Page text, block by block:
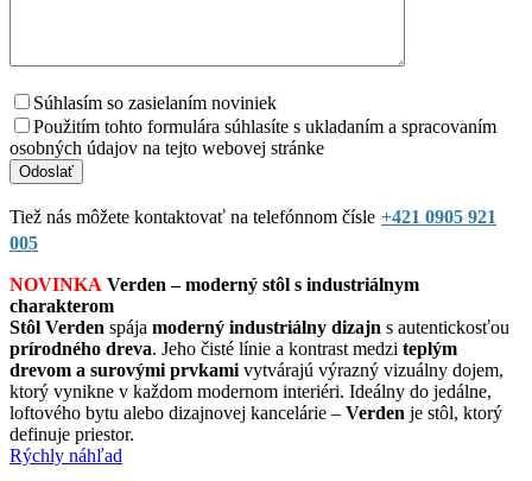
Súhlasím so zasielaním noviniek
Použitím tohto formulára súhlasíte s ukladaním a spracovaním
osobných údajov na tejto webovej stránke
Tiež nás môžete kontaktovať na telefónnom čísle +421 0905 921
005
NOVINKA Verden – moderný stôl s industriálnym
charakterom
Stôl Verden spája moderný industriálny dizajn s autentickosťou
prírodného dreva. Jeho čisté línie a kontrast medzi teplým
drevom a surovými prvkami vytvárajú výrazný vizuálny dojem,
ktorý vynikne v každom modernom interiéri. Ideálny do jedálne,
loftového bytu alebo dizajnovej kancelárie – Verden je stôl, ktorý
definuje priestor.
Rýchly náhľad